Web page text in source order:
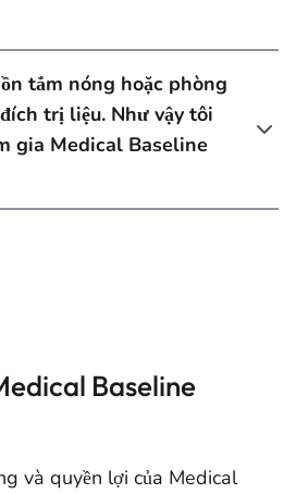
tắm nóng hoặc phòng
trị liệu. Như vậy tôi
gia Medical Baseline
Baseline
và quyền lợi của Medical